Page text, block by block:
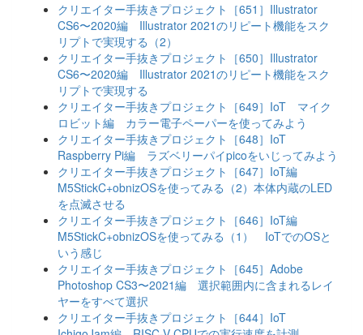
クリエイター手抜きプロジェクト［651］Illustrator
CS6〜2020編 Illustrator 2021のリピート機能をスク
リプトで実現する（2）
クリエイター手抜きプロジェクト［650］Illustrator
CS6〜2020編 Illustrator 2021のリピート機能をスク
リプトで実現する
クリエイター手抜きプロジェクト［649］IoT マイク
ロビット編 カラー電子ペーパーを使ってみよう
クリエイター手抜きプロジェクト［648］IoT
Raspberry Pi編 ラズベリーパイpicoをいじってみよう
クリエイター手抜きプロジェクト［647］IoT編
M5StickC+obnizOSを使ってみる（2）本体内蔵のLED
を点滅させる
クリエイター手抜きプロジェクト［646］IoT編
M5StickC+obnizOSを使ってみる（1） IoTでのOSと
いう感じ
クリエイター手抜きプロジェクト［645］Adobe
Photoshop CS3〜2021編 選択範囲内に含まれるレイ
ヤーをすべて選択
クリエイター手抜きプロジェクト［644］IoT